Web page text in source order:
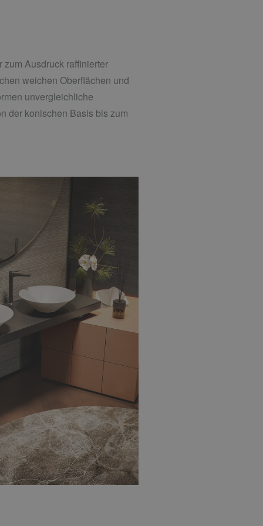
Ausdruck raffinierter
weichen Oberflächen und
unvergleichliche
der konischen Basis bis zum